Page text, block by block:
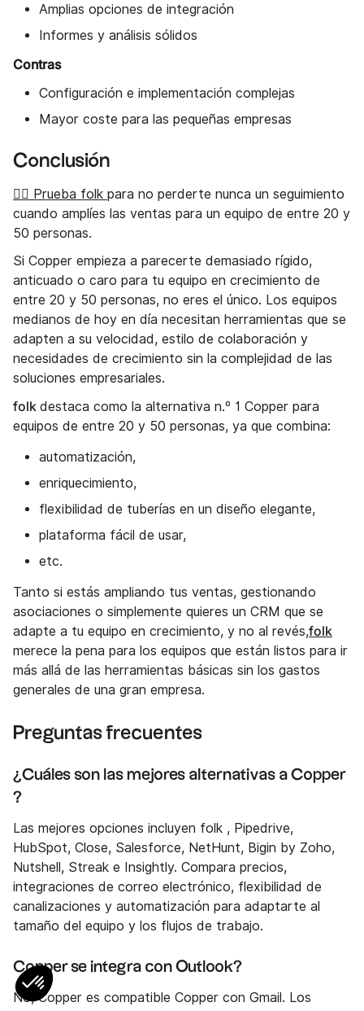
Amplias opciones de integración
Informes y análisis sólidos
Contras
Configuración e implementación complejas
Mayor coste para las pequeñas empresas
Conclusión
👉🏼 Prueba folk para no perderte nunca un seguimiento
cuando amplíes las ventas para un equipo de entre 20 y
50 personas.
Si Copper empieza a parecerte demasiado rígido,
anticuado o caro para tu equipo en crecimiento de
entre 20 y 50 personas, no eres el único. Los equipos
medianos de hoy en día necesitan herramientas que se
adapten a su velocidad, estilo de colaboración y
necesidades de crecimiento sin la complejidad de las
soluciones empresariales.
folk destaca como la alternativa n.º 1 Copper para
equipos de entre 20 y 50 personas, ya que combina:
automatización,
enriquecimiento,
flexibilidad de tuberías en un diseño elegante,
plataforma fácil de usar,
etc.
Tanto si estás ampliando tus ventas, gestionando
asociaciones o simplemente quieres un CRM que se
adapte a tu equipo en crecimiento, y no al revés,folk
merece la pena para los equipos que están listos para ir
más allá de las herramientas básicas sin los gastos
generales de una gran empresa.
Preguntas frecuentes
¿Cuáles son las mejores alternativas a Copper
?
Las mejores opciones incluyen folk , Pipedrive,
HubSpot, Close, Salesforce, NetHunt, Bigin by Zoho,
Nutshell, Streak e Insightly. Compara precios,
integraciones de correo electrónico, flexibilidad de
canalizaciones y automatización para adaptarte al
tamaño del equipo y los flujos de trabajo.
Copper se integra con Outlook?
No, Copper es compatible Copper con Gmail. Los